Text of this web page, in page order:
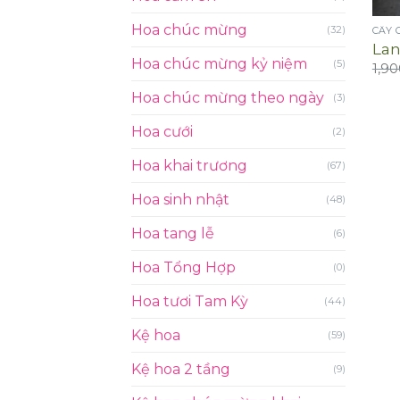
Hoa chúc mừng (32)
Hoa chúc mừng kỷ niệm (5)
Hoa chúc mừng theo ngày (3)
Hoa cưới (2)
Hoa khai trương (67)
Hoa sinh nhật (48)
Hoa tang lễ (6)
Hoa Tổng Hợp (0)
Hoa tươi Tam Kỳ (44)
Kệ hoa (59)
Kệ hoa 2 tầng (9)
CÂY